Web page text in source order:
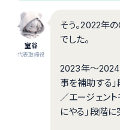
室谷
代表取締役
そう。2022年
でした。
2023年〜2024
事を補助する
／エージェン
にやる」段階